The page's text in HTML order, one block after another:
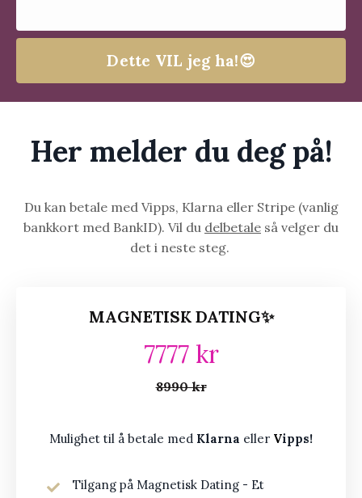
Dette VIL jeg ha!😍
Her melder du deg på!
Du kan betale med Vipps, Klarna eller Stripe (vanlig
bankkort med BankID). Vil du delbetale så velger du
det i neste steg.
MAGNETISK DATING✨
7777 kr
8990 kr
Mulighet til å betale med Klarna eller Vipps!
Tilgang på Magnetisk Dating - Et